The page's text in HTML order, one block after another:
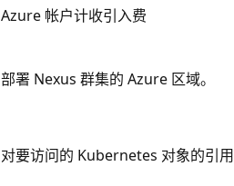
Azure 帐户计收引入费
部署 Nexus 群集的 Azure 区域。
对要访问的 Kubernetes 对象的引用